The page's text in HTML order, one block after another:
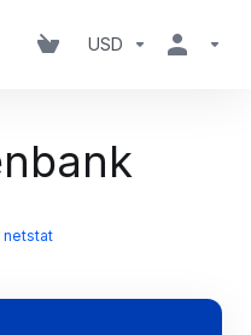
USD
netstat